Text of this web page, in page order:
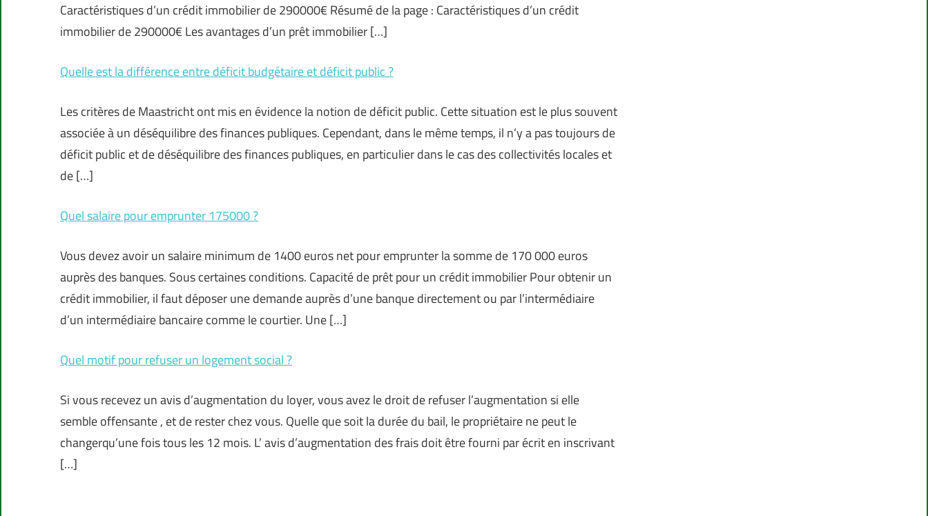
Caractéristiques d’un crédit immobilier de 290000€ Résumé de la page : Caractéristiques d’un crédit
immobilier de 290000€ Les avantages d’un prêt immobilier […]
Quelle est la différence entre déficit budgétaire et déficit public ?
Les critères de Maastricht ont mis en évidence la notion de déficit public. Cette situation est le plus souvent
associée à un déséquilibre des finances publiques. Cependant, dans le même temps, il n’y a pas toujours de
déficit public et de déséquilibre des finances publiques, en particulier dans le cas des collectivités locales et
de […]
Quel salaire pour emprunter 175000 ?
Vous devez avoir un salaire minimum de 1400 euros net pour emprunter la somme de 170 000 euros
auprès des banques. Sous certaines conditions. Capacité de prêt pour un crédit immobilier Pour obtenir un
crédit immobilier, il faut déposer une demande auprès d’une banque directement ou par l’intermédiaire
d’un intermédiaire bancaire comme le courtier. Une […]
Quel motif pour refuser un logement social ?
Si vous recevez un avis d’augmentation du loyer, vous avez le droit de refuser l’augmentation si elle
semble offensante , et de rester chez vous. Quelle que soit la durée du bail, le propriétaire ne peut le
changerqu’une fois tous les 12 mois. L’ avis d’augmentation des frais doit être fourni par écrit en inscrivant
[…]